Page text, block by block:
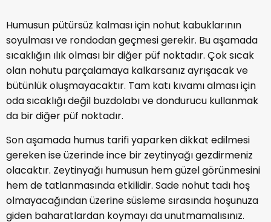
Humusun pütürsüz kalması için nohut kabuklarının
soyulması ve rondodan geçmesi gerekir. Bu aşamada
sıcaklığın ılık olması bir diğer püf noktadır. Çok sıcak
olan nohutu parçalamaya kalkarsanız ayrışacak ve
bütünlük oluşmayacaktır. Tam katı kıvamı alması için
oda sıcaklığı değil buzdolabı ve dondurucu kullanmak
da bir diğer püf noktadır.
Son aşamada humus tarifi yaparken dikkat edilmesi
gereken ise üzerinde ince bir zeytinyağı gezdirmeniz
olacaktır. Zeytinyağı humusun hem güzel görünmesini
hem de tatlanmasında etkilidir. Sade nohut tadı hoş
olmayacağından üzerine süsleme sırasında hoşunuza
giden baharatlardan koymayı da unutmamalısınız.